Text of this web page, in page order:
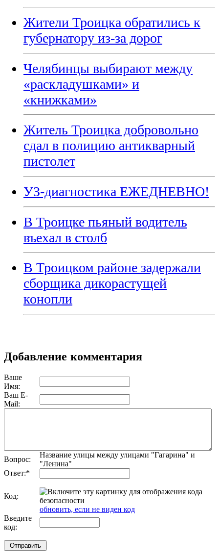
Жители Троицка обратились к
губернатору из-за дорог
Челябинцы выбирают между
«раскладушками» и
«книжками»
Житель Троицка добровольно
сдал в полицию антикварный
пистолет
УЗ-диагностика ЕЖЕДНЕВНО!
В Троицке пьяный водитель
въехал в столб
В Троицком районе задержали
сборщика дикорастущей
конопли
Добавление комментария
Ваше
Имя:
Ваш E-
Mail:
Вопрос:
Название улицы между улицами "Гагарина" и
"Ленина"
Ответ:*
Код:
обновить, если не виден код
Введите
код: